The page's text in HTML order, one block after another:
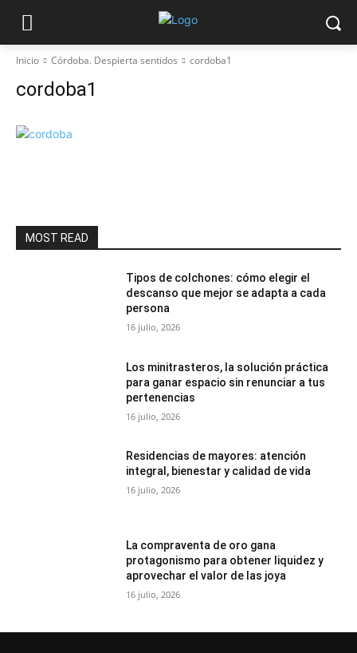
Inicio Córdoba. Despierta sentidos cordoba1
cordoba1
MOST READ
Tipos de colchones: cómo elegir el
descanso que mejor se adapta a cada
persona
16 julio, 2026
Los minitrasteros, la solución práctica
para ganar espacio sin renunciar a tus
pertenencias
16 julio, 2026
Residencias de mayores: atención
integral, bienestar y calidad de vida
16 julio, 2026
La compraventa de oro gana
protagonismo para obtener liquidez y
aprovechar el valor de las joya
16 julio, 2026